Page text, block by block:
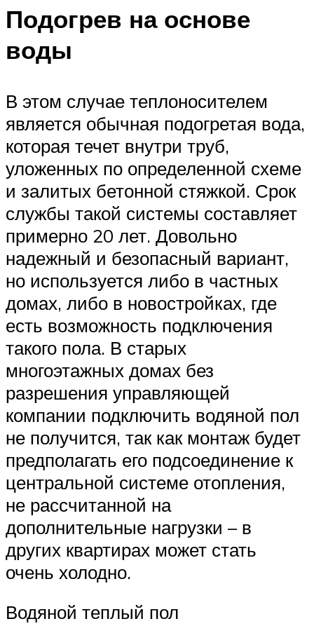
Подогрев на основе
воды
В этом случае теплоносителем
является обычная подогретая вода,
которая течет внутри труб,
уложенных по определенной схеме
и залитых бетонной стяжкой. Срок
службы такой системы составляет
примерно 20 лет. Довольно
надежный и безопасный вариант,
но используется либо в частных
домах, либо в новостройках, где
есть возможность подключения
такого пола. В старых
многоэтажных домах без
разрешения управляющей
компании подключить водяной пол
не получится, так как монтаж будет
предполагать его подсоединение к
центральной системе отопления,
не рассчитанной на
дополнительные нагрузки – в
других квартирах может стать
очень холодно.
Водяной теплый пол